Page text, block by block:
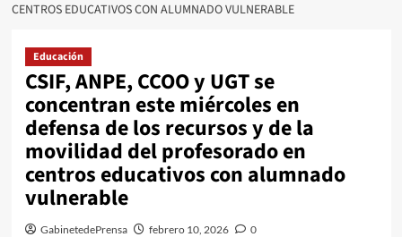
CENTROS EDUCATIVOS CON ALUMNADO VULNERABLE
Educación
CSIF, ANPE, CCOO y UGT se
concentran este miércoles en
defensa de los recursos y de la
movilidad del profesorado en
centros educativos con alumnado
vulnerable
GabinetedePrensa febrero 10, 2026 0